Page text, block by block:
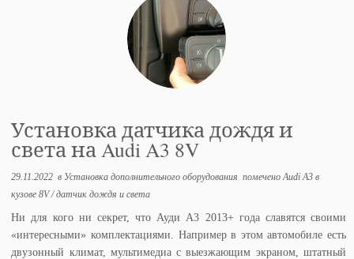
Установка датчика дождя и
света на Audi A3 8V
29.11.2022 в Установка дополнительного оборудования помеченоAudi A3 в
кузове 8V/датчик дождя и света
Ни для кого ни секрет, что Ауди А3 2013+ года славятся своими
«интересными» комплектациями. Например в этом автомобиле есть
двузонный климат, мультимедиа с выезжающим экраном, штатный